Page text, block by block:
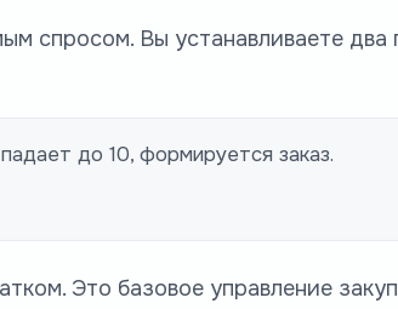
спросом. Вы устанавливаете два
до 10, формируется заказ.
Это базовое управление